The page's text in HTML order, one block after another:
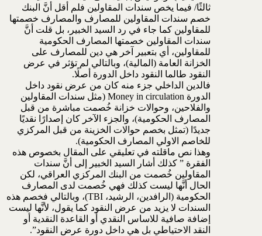
ثالثًا/ فيما يخص سندات المقاولين فلم أقل أنَّ البنك
خصم سندات المقاولين للمصارف والمصارف خصمتها
للمقاولين كما جاء في رد السيد الخبير، بل قلت أنَّ
سندات المقاولين خصمتها المصارف الحكومية
للمقاولين، أي بتعبير آخر هي دين للمصارف على
الخزانة العامة (المالية)، وبالتالي لم تؤثر في عرض
النقود طالما النقود داخل الدورة أصلًا.
فالدين الداخلي جزء منه كان من عرض نقود داخل
الدورة Money in circulation (مثل سندات المقاولين
والفلاحين، وحوالات خزانة خُصمت مباشرة من قبل
المصارف الحكومية)، والجزء الآخر كان إصدارًا نقديًا
جديدًا (تمثل بخصم حوالات الخزينة من قبل المركزي
للخاصم الاولي المصارف الحكومية).
وهذا نص ماقلته في تعليقي على المقال بخصوص هذه
الفقرة ” كذلك أشار السيد الخبير إلى أنَّ سندات
المقاولين خُصمت من البنك المركزي العراقي، لكن
الحال أنَّها ليست كذلك فهي خُصمت لدى المصارف
الحكومية (الرافدين، الرشيد، TBI)، وبالتالي فخصم هذه
السندات لا يزيد من عرض النقود كما يقول، لأنَّها ليست
إضافة صافية للاساس النقدي أو القاعدة النقدية أو
النقد الاحتياطي بل هي داخل دورة عرض النقود”.